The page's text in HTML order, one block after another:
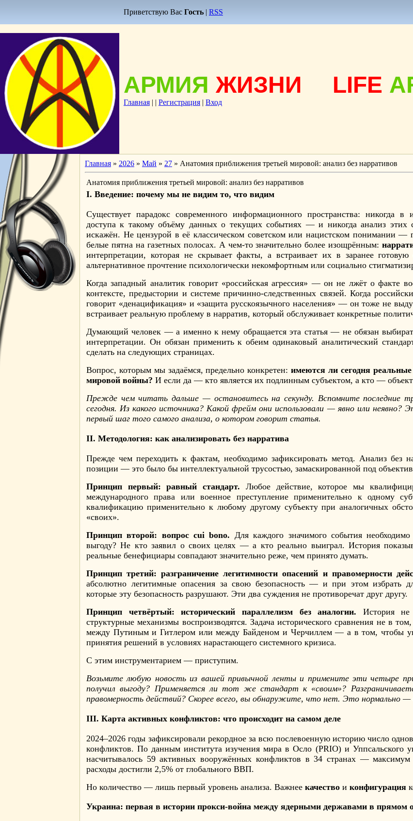
Приветствую Вас Гость | RSS
АРМИЯ ЖИЗНИ LIFE
Главная | | Регистрация | Вход
Главная » 2026 » Май » 27 » Анатомия приближения третьей мировой: анализ без нарративов
Анатомия приближения третьей мировой: анализ без нарративов
I. Введение: почему мы не видим то, что видим
Существует парадокс современного информационного пространства: никогда в
доступа к такому объёму данных о текущих событиях — и никогда анализ этих
искажён. Не цензурой в её классическом советском или нацистском понимании —
белые пятна на газетных полосах. А чем-то значительно более изощрённым:
интерпретации, которая не скрывает факты, а встраивает их в заранее
альтернативное прочтение психологически некомфортным или социально
Когда западный аналитик говорит «российская агрессия» — он не лжёт о факте
контексте, предыстории и системе причинно-следственных связей. Когда
говорит «денацификация» и «защита русскоязычного населения» — он тоже не
встраивает реальную проблему в нарратив, который обслуживает конкретные
Думающий человек — а именно к нему обращается эта статья — не обязан
интерпретации. Он обязан применить к обеим одинаковый аналитический
сделать на следующих страницах.
Вопрос, которым мы задаёмся, предельно конкретен:имеются ли сегодня
мировой войны? И если да — кто является их подлинным субъектом, а кто —
Прежде чем читать дальше — остановитесь на секунду. Вспомните последние
сегодня. Из какого источника? Какой фрейм они использовали — явно или неявно?
первый шаг того самого анализа, о котором говорит статья.
II. Методология: как анализировать без нарратива
Прежде чем переходить к фактам, необходимо зафиксировать метод. Анализ без
позиции — это было бы интеллектуальной трусостью, замаскированной под
Принцип первый: равный стандарт. Любое действие, которое мы
международного права или военное преступление применительно к одному
квалификацию применительно к любому другому субъекту при аналогичных
«своих».
Принцип второй: вопрос cui bono. Для каждого значимого события
выгоду? Не кто заявил о своих целях — а кто реально выиграл. История
реальные бенефициары совпадают значительно реже, чем принято думать.
Принцип третий: разграничение легитимности опасений и правомерности
абсолютно легитимные опасения за свою безопасность — и при этом избрать
которые эту безопасность разрушают. Эти два суждения не противоречат друг другу.
Принцип четвёртый: исторический параллелизм без аналогии. История не
структурные механизмы воспроизводятся. Задача исторического сравнения не в
между Путиным и Гитлером или между Байденом и Черчиллем — а в том, чтобы
принятия решений в условиях нарастающего системного кризиса.
С этим инструментарием — приступим.
Возьмите любую новость из вашей привычной ленты и примените эти четыре
получил выгоду? Применяется ли тот же стандарт к «своим»?
правомерность действий? Скорее всего, вы обнаружите, что нет. Это нормально —
III. Карта активных конфликтов: что происходит на самом деле
2024–2026 годы зафиксировали рекордное за всю послевоенную историю число
конфликтов. По данным института изучения мира в Осло (PRIO) и Уппсальского
насчитывалось 59 активных вооружённых конфликтов в 34 странах —
расходы достигли 2,5% от глобального ВВП.
Но количество — лишь первый уровень анализа. Важнее качество и конфигурация
Украина: первая в истории прокси-война между ядерными державами в прямом